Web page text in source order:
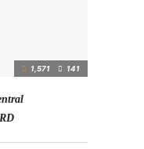
1,571 141